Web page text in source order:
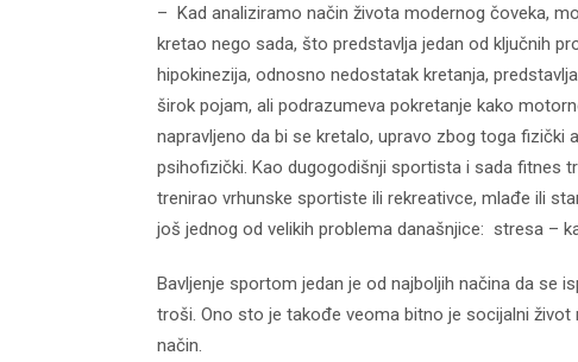
– Kad analiziramo način života modernog čoveka,
kretao nego sada, što predstavlja jedan od ključnih
hipokinezija, odnosno nedostatak kretanja,
širok pojam, ali podrazumeva pokretanje kako
napravljeno da bi se kretalo, upravo zbog toga fizički
psihofizički. Kao dugogodišnji sportista i sada fitnes
trenirao vrhunske sportiste ili rekreativce, mlađe ili
još jednog od velikih problema današnjice: stresa –
Bavljenje sportom jedan je od najboljih načina da se
troši. Ono sto je takođe veoma bitno je socijalni
način.